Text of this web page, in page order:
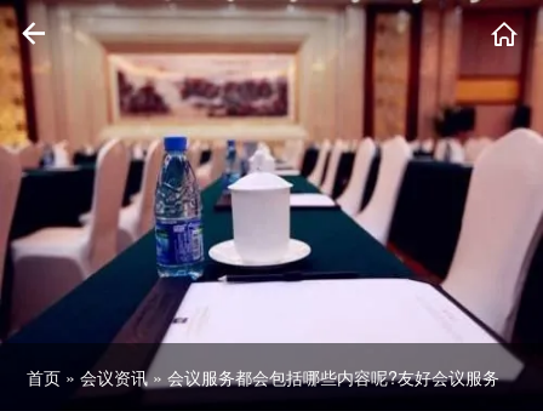
首页 » 会议资讯» 会议服务都会包括哪些内容呢?友好会议服务